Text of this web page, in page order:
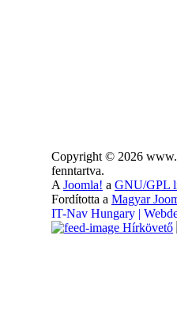
Copyright © 2026
fenntartva.
A Joomla! a GNU/GPL
Fordította a Magyar
IT-Nav Hungary |
Hírkövető